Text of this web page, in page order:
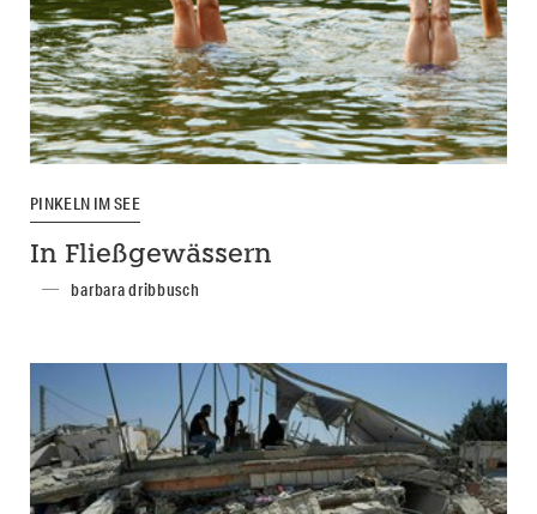
PINKELN IM SEE
In Fließgewässern
barbara dribbusch